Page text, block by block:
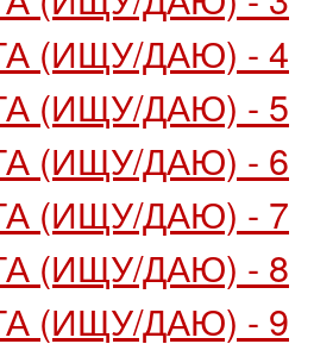
(ИЩУ/ДАЮ) - 4
(ИЩУ/ДАЮ) - 5
(ИЩУ/ДАЮ) - 6
(ИЩУ/ДАЮ) - 7
(ИЩУ/ДАЮ) - 8
(ИЩУ/ДАЮ) - 9